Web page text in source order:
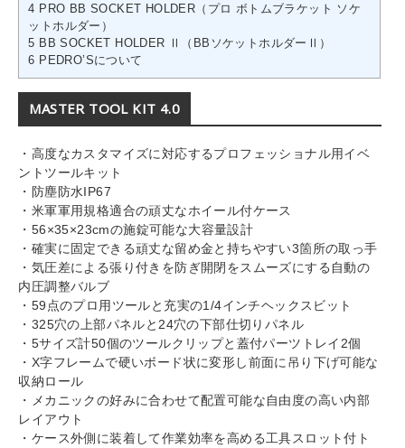
4 PRO BB SOCKET HOLDER（プロ ボトムブラケット ソケ
ットホルダー）
5 BB SOCKET HOLDER Ⅱ（BBソケットホルダーⅡ）
6 PEDRO’Sについて
MASTER TOOL KIT 4.0
・高度なカスタマイズに対応するプロフェッショナル用イベ
ントツールキット
・防塵防水IP67
・米軍軍用規格適合の頑丈なホイール付ケース
・56×35×23cmの施錠可能な大容量設計
・確実に固定できる頑丈な留め金と持ちやすい3箇所の取っ手
・気圧差による張り付きを防ぎ開閉をスムーズにする自動の
内圧調整バルブ
・59点のプロ用ツールと充実の1/4インチヘックスビット
・325穴の上部パネルと24穴の下部仕切りパネル
・5サイズ計50個のツールクリップと蓋付パーツトレイ2個
・X字フレームで硬いボード状に変形し前面に吊り下げ可能な
収納ロール
・メカニックの好みに合わせて配置可能な自由度の高い内部
レイアウト
・ケース外側に装着して作業効率を高める工具スロット付ト